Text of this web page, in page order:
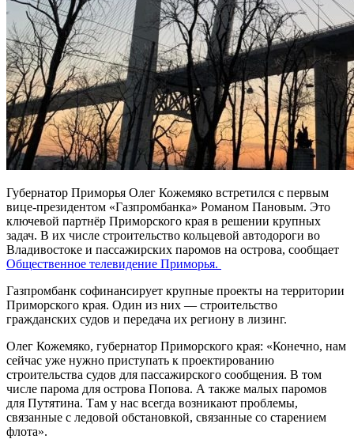
Губернатор Приморья Олег Кожемяко встретился с первым
вице-президентом «Газпромбанка» Романом Пановым. Это
ключевой партнёр Приморского края в решении крупных
задач. В их числе строительство кольцевой автодороги во
Владивостоке и пассажирских паромов на острова, сообщает
Общественное телевидение Приморья.
Газпромбанк софинансирует крупные проекты на территории
Приморского края. Один из них — строительство
гражданских судов и передача их региону в лизинг.
Олег Кожемяко, губернатор Приморского края: «Конечно, нам
сейчас уже нужно приступать к проектированию
строительства судов для пассажирского сообщения. В том
числе парома для острова Попова. А также малых паромов
для Путятина. Там у нас всегда возникают проблемы,
связанные с ледовой обстановкой, связанные со старением
флота».